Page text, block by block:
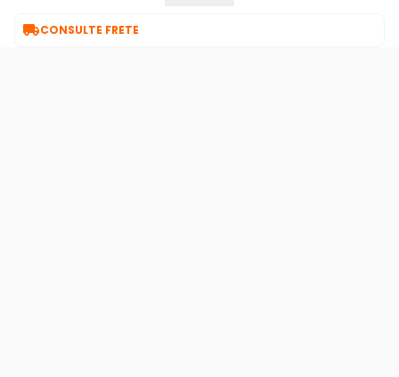
CONSULTE FRETE